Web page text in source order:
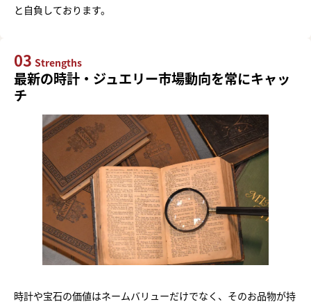
と自負しております。
03 Strengths
最新の時計・ジュエリー市場動向を常にキャッ
チ
時計や宝石の価値はネームバリューだけでなく、そのお品物が持